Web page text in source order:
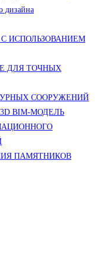
дизайна
ИСПОЛЬЗОВАНИЕМ
ДЛЯ ТОЧНЫХ
СООРУЖЕНИЙ
BIM-МОДЕЛЬ
ПАМЯТНИКОВ